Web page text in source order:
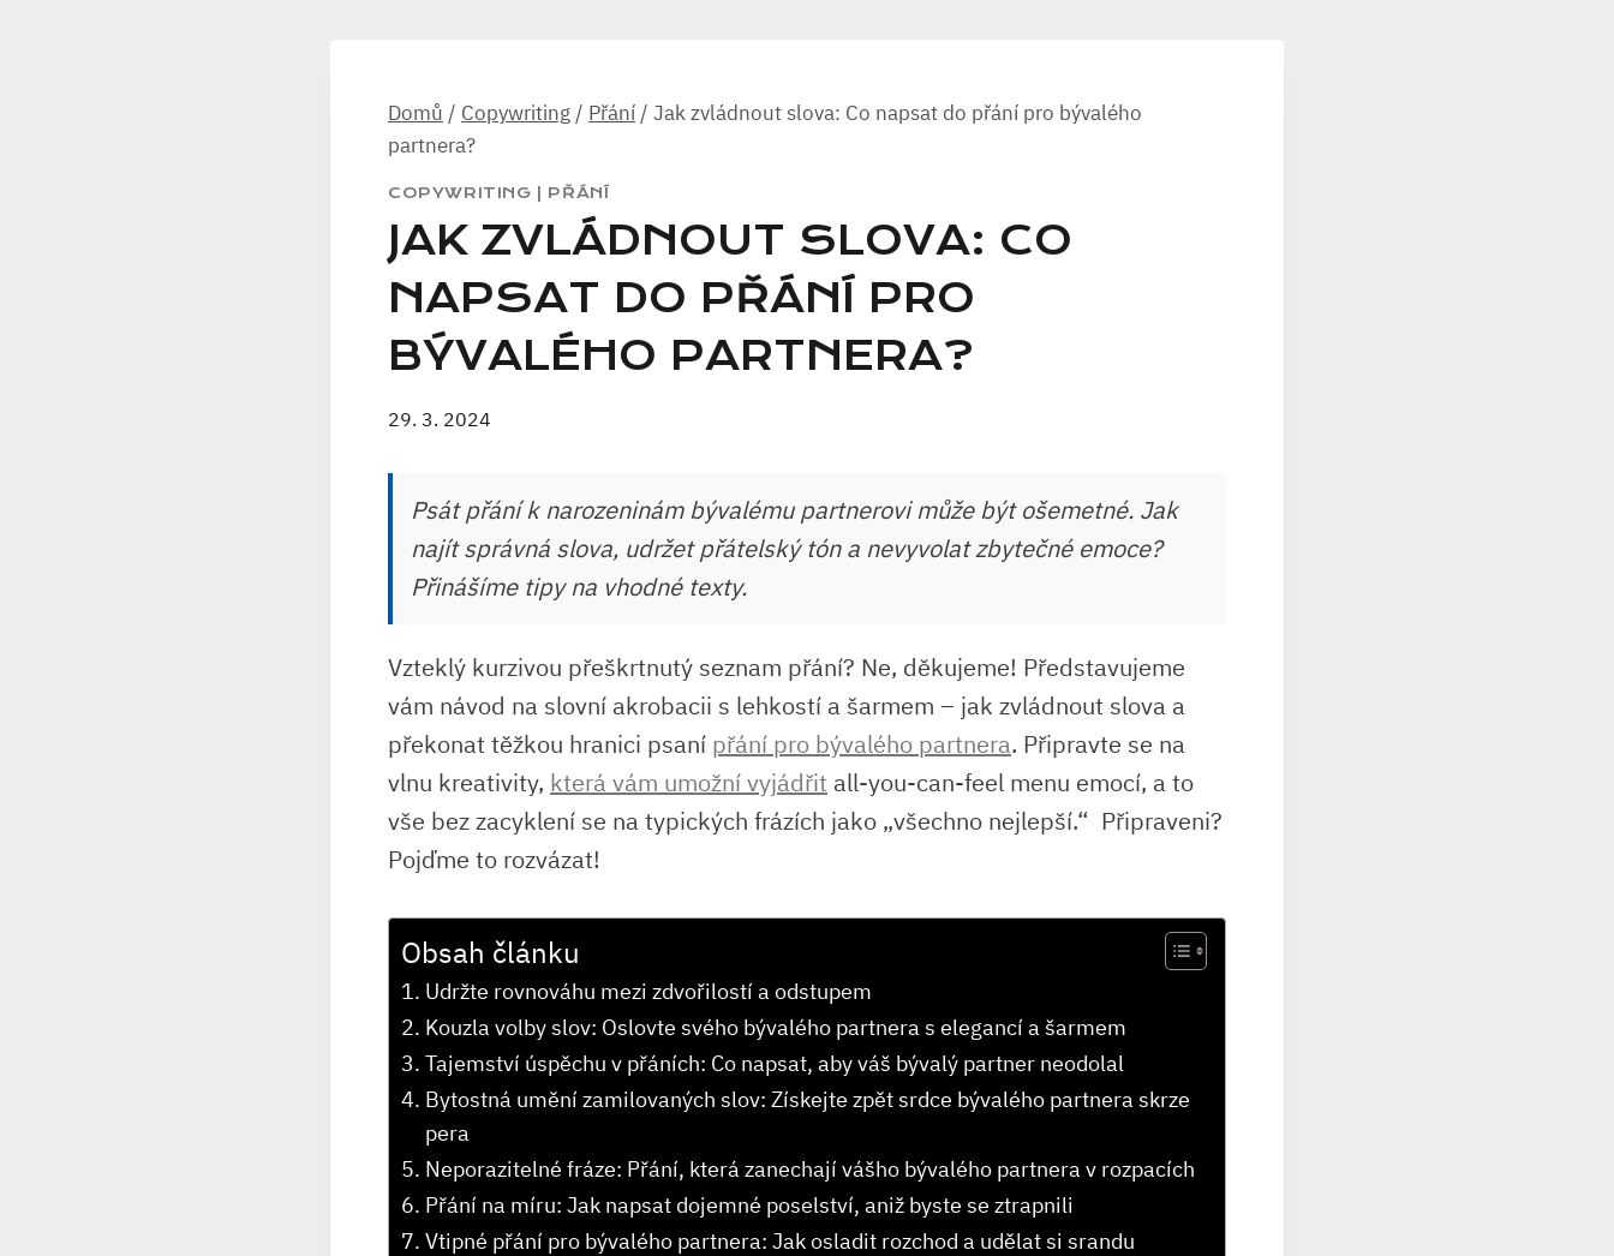
Domů / Copywriting / Přání / Jak zvládnout slova: Co napsat do přání pro bývalého
partnera?
COPYWRITING PŘÁNÍ
JAK ZVLÁDNOUT SLOVA: CO
NAPSAT DO PŘÁNÍ PRO
BÝVALÉHO PARTNERA?
29. 3. 2024
Psát přání k narozeninám bývalému partnerovi může být ošemetné. Jak
najít správná slova, udržet přátelský tón a nevyvolat zbytečné emoce?
Přinášíme tipy na vhodné texty.
Vzteklý kurzivou přeškrtnutý seznam ‌přání?‍ Ne, děkujeme! ⁢Představujeme
vám návod na ​slovní akrobacii s⁢ lehkostí a šarmem – jak ‍zvládnout ⁤slova a⁣
překonat⁤ těžkou ⁤hranici psaní přání pro bývalého partnera. Připravte ​se na
vlnu⁢ kreativity, která vám umožní‍ vyjádřit all-you-can-feel menu emocí,⁤ a ⁣to
vše bez‍ zacyklení se na ‍typických frázích jako „všechno nejlepší.“ ⁤ Připraveni?
Pojďme to rozvázat!
Obsah článku
Udržte rovnováhu mezi zdvořilostí a odstupem
Kouzla⁣ volby slov: Oslovte svého‍ bývalého partnera s elegancí a šarmem
Tajemství úspěchu⁤ v přáních: Co napsat, aby‌ váš bývalý partner neodolal
Bytostná ‍umění ⁢zamilovaných slov: Získejte⁣ zpět srdce bývalého partnera skrze
pera
Neporazitelné⁢ fráze: Přání, která zanechají vášho⁢ bývalého partnera ‍v ‌rozpacích
Přání‌ na míru:​ Jak napsat dojemné poselství, aniž‌ byste ⁣se ztrapnili
Vtipné ⁢přání pro bývalého partnera: Jak osladit rozchod a udělat‌ si srandu